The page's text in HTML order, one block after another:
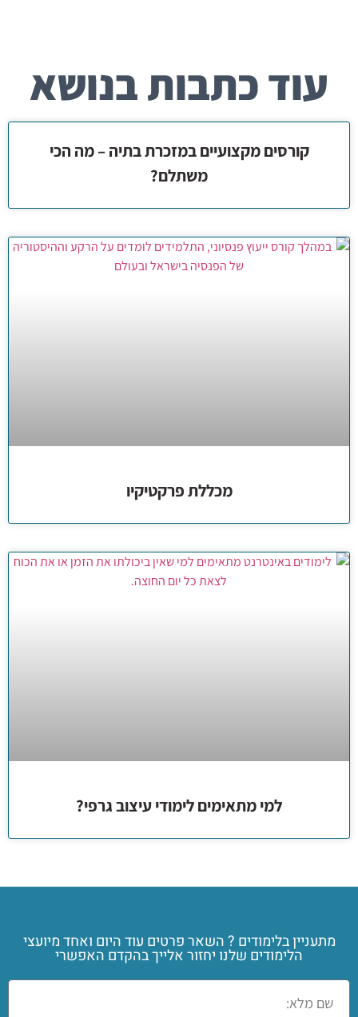
עוד כתבות בנושא
קורסים מקצועיים במזכרת בתיה – מה הכי
משתלם?
מכללת פרקטיקיו
למי מתאימים לימודי עיצוב גרפי?
מתעניין בלימודים ? השאר פרטים עוד היום ואחד מיועצי
הלימודים שלנו יחזור אלייך בהקדם האפשרי